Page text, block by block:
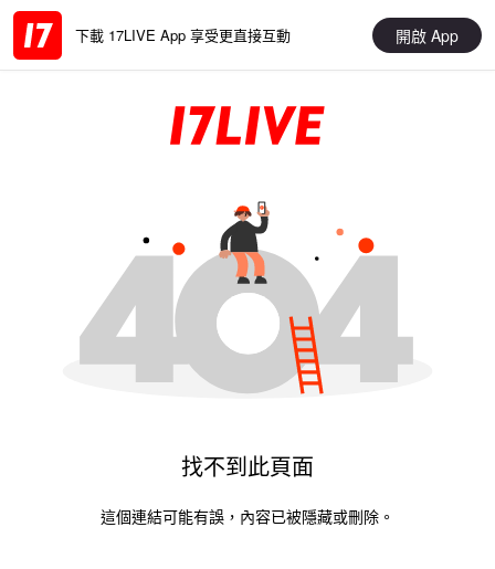
下載 17LIVE App 享受更直接互動 開啟 App
找不到此頁面
這個連結可能有誤，內容已被隱藏或刪除。